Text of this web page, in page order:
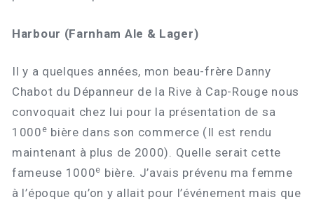
Harbour (Farnham Ale & Lager)
Il y a quelques années, mon beau-frère Danny
Chabot du Dépanneur de la Rive à Cap-Rouge nous
convoquait chez lui pour la présentation de sa
1000 e bière dans son commerce (Il est rendu
maintenant à plus de 2000). Quelle serait cette
fameuse 1000e bière. J’avais prévenu ma femme
à l’époque qu’on y allait pour l’événement mais que